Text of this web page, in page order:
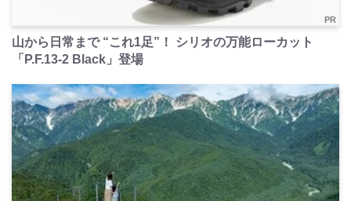
PR
山から日常まで “これ1足”！ シリオの万能ローカット
「P.F.13-2 Black」登場